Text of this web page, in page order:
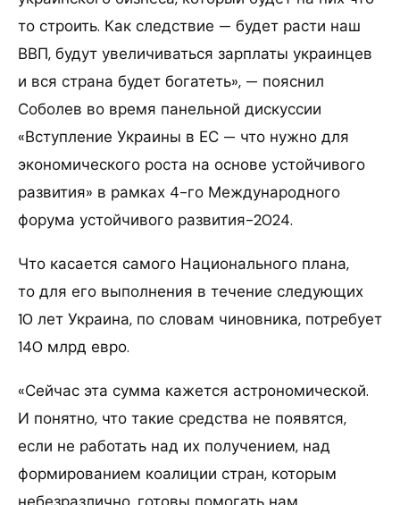
то строить. Как следствие — будет расти наш
ВВП, будут увеличиваться зарплаты украинцев
и вся страна будет богатеть», — пояснил
Соболев во время панельной дискуссии
«Вступление Украины в ЕС — что нужно для
экономического роста на основе устойчивого
развития» в рамках 4-го Международного
форума устойчивого развития-2024.
Что касается самого Национального плана,
то для его выполнения в течение следующих
10 лет Украина, по словам чиновника, потребует
140 млрд евро.
«Сейчас эта сумма кажется астрономической.
И понятно, что такие средства не появятся,
если не работать над их получением, над
формированием коалиции стран, которым